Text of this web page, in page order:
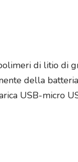
di litio di
della
USB-micro